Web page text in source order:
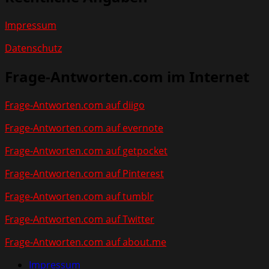
Impressum
Datenschutz
Frage-Antworten.com im Internet
Frage-Antworten.com auf diigo
Frage-Antworten.com auf evernote
Frage-Antworten.com auf getpocket
Frage-Antworten.com auf Pinterest
Frage-Antworten.com auf tumblr
Frage-Antworten.com auf Twitter
Frage-Antworten.com auf about.me
Impressum